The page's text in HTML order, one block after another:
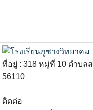
ที่อยู่ : 318 หมู่ที่ 10 ตำบล
56110
ติดต่อ